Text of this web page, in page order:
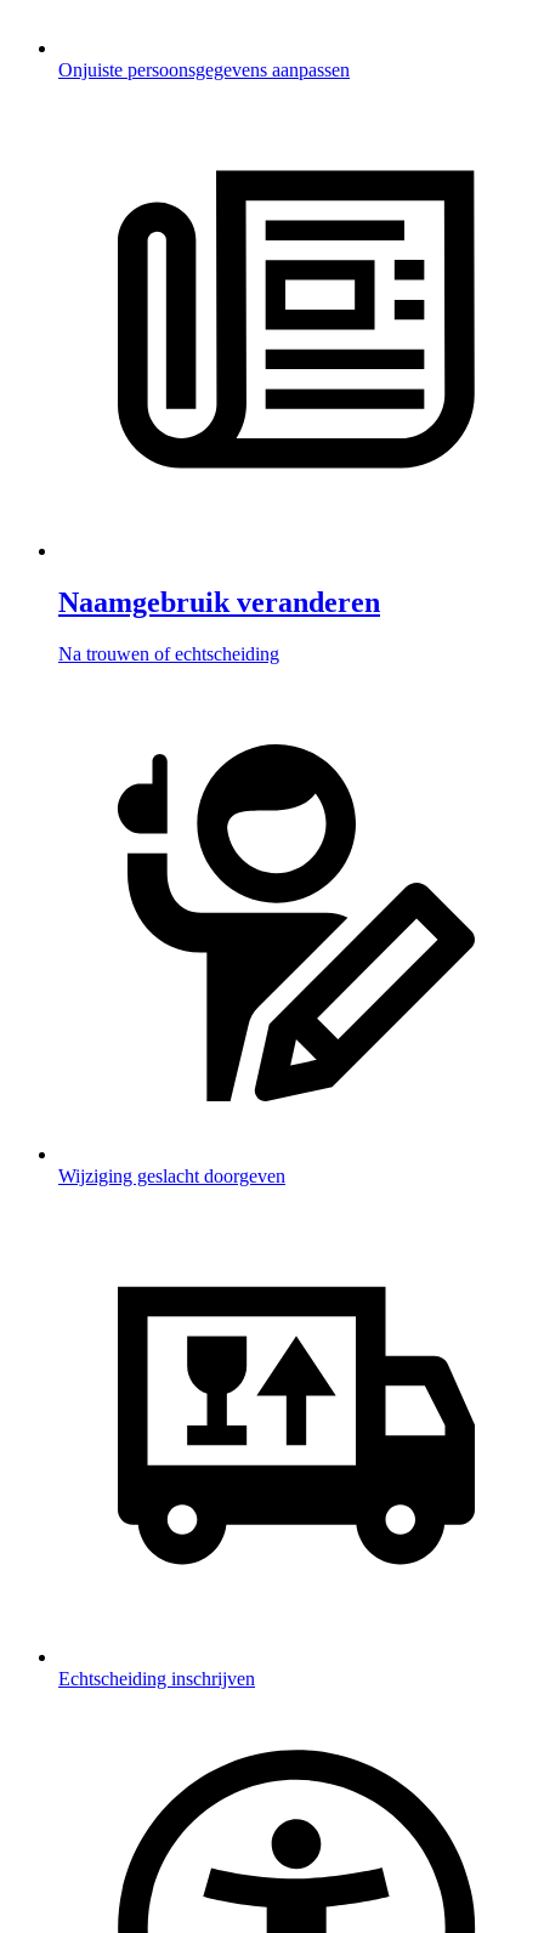
Onjuiste persoonsgegevens aanpassen
Naamgebruik veranderen
Na trouwen of echtscheiding
Wijziging geslacht doorgeven
Echtscheiding inschrijven